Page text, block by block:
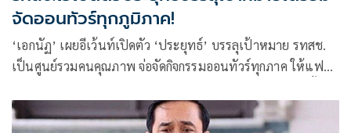
จัดออนทัวร์ทุกภูมิภาค!
‘เอกนัฏ’ เผยอีเว้นท์เปิดตัว ‘ประยุทธ์’ บรรลุเป้าหมาย รทสช.
เป็นศูนย์รวมคนคุณภาพ จ่อจัดกิจกรรมออนทัวร์ทุกภาค ให้แฟน